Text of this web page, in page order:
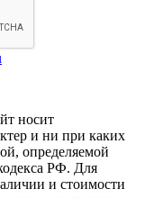
носит
и ни при каких
определяемой
РФ. Для
и стоимости